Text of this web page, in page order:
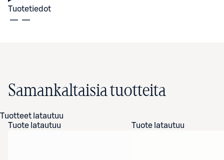
Tuotetiedot
Samankaltaisia tuotteita
Tuotteet latautuu
Tuote latautuu
Tuote latautuu